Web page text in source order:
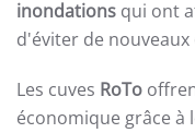
inondations qui ont
d'éviter de nouveaux
Les cuves RoTo
économique grâce à